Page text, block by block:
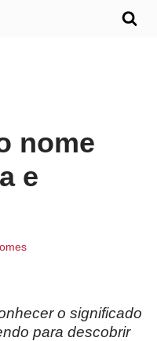
nome
e
o significado
para descobrir